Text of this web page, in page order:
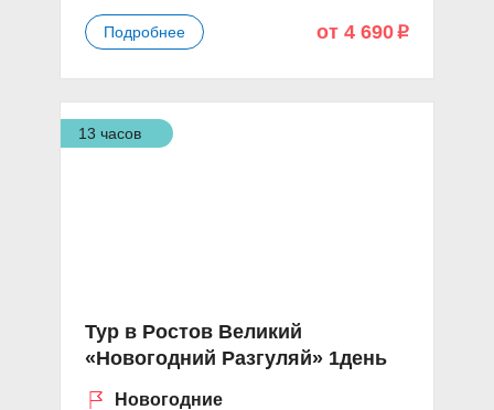
Подробнее от 4 690 p
13 часов
Тур в Ростов Великий
«Новогодний Разгуляй» 1день
Новогодние